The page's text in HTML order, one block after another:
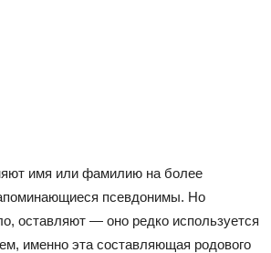
имя или фамилию на более
псевдонимы. Но
оставляют — оно редко используется
именно эта составляющая родового